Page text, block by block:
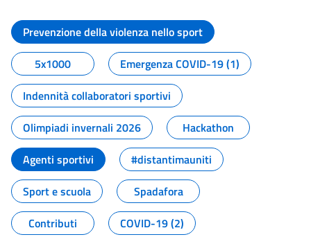
Tutti i contenuti della pagina
Prevenzione della violenza nello sport
5x1000
Emergenza COVID-19 (1)
Indennità collaboratori sportivi
Olimpiadi invernali 2026
Hackathon
Agenti sportivi
#distantimauniti
Sport e scuola
Spadafora
Contributi
COVID-19 (2)